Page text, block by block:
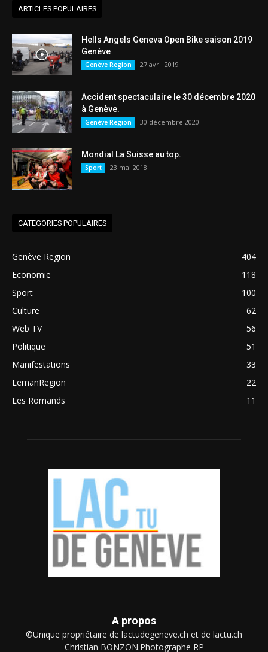
ARTICLES POPULAIRES
Hells Angels Geneva Open Bike saison 2019
Genève
Genève Region 27 avril 2019
Accident spectaculaire le 30 décembre 2020
à Genève.
Genève Region 30 décembre 2020
Mondial La Suisse au top.
Sport 23 mai 2018
CATEGORIES POPULAIRES
Genève Region
404
Economie
118
Sport
100
Culture
62
Web TV
56
Politique
51
Manifestations
33
LemanRegion
22
Les Romands
11
A propos
©Unique propriétaire de lactudegeneve.ch et de lactu.ch
Christian BONZON.Photographe RP